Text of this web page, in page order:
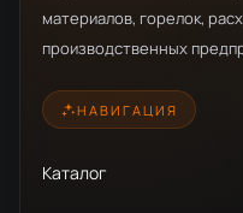
материалов, горелок,
производственных
НАВИГАЦИЯ
Каталог